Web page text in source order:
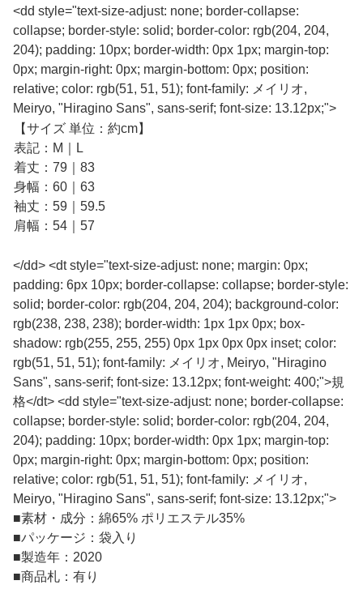
<dd style="text-size-adjust: none; border-collapse:
collapse; border-style: solid; border-color: rgb(204, 204,
204); padding: 10px; border-width: 0px 1px; margin-top:
0px; margin-right: 0px; margin-bottom: 0px; position:
relative; color: rgb(51, 51, 51); font-family: メイリオ,
Meiryo, "Hiragino Sans", sans-serif; font-size: 13.12px;">
【サイズ 単位：約cm】
表記：M｜L
着丈：79｜83
身幅：60｜63
袖丈：59｜59.5
肩幅：54｜57
</dd> <dt style="text-size-adjust: none; margin: 0px;
padding: 6px 10px; border-collapse: collapse; border-style:
solid; border-color: rgb(204, 204, 204); background-color:
rgb(238, 238, 238); border-width: 1px 1px 0px; box-
shadow: rgb(255, 255, 255) 0px 1px 0px 0px inset; color:
rgb(51, 51, 51); font-family: メイリオ, Meiryo, "Hiragino
Sans", sans-serif; font-size: 13.12px; font-weight: 400;">規
格</dt> <dd style="text-size-adjust: none; border-collapse:
collapse; border-style: solid; border-color: rgb(204, 204,
204); padding: 10px; border-width: 0px 1px; margin-top:
0px; margin-right: 0px; margin-bottom: 0px; position:
relative; color: rgb(51, 51, 51); font-family: メイリオ,
Meiryo, "Hiragino Sans", sans-serif; font-size: 13.12px;">
■素材・成分：綿65% ポリエステル35%
■パッケージ：袋入り
■製造年：2020
■商品札：有り